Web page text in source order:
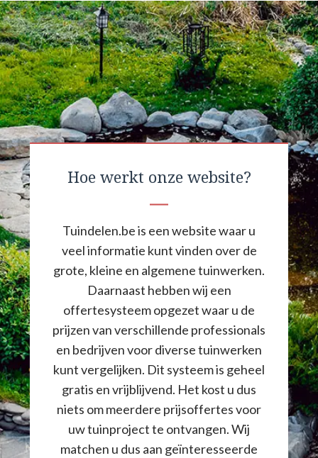
Hoe werkt onze website?
Tuindelen.be is een website waar u
veel informatie kunt vinden over de
grote, kleine en algemene tuinwerken.
Daarnaast hebben wij een
offertesysteem opgezet waar u de
prijzen van verschillende professionals
en bedrijven voor diverse tuinwerken
kunt vergelijken. Dit systeem is geheel
gratis en vrijblijvend. Het kost u dus
niets om meerdere prijsoffertes voor
uw tuinproject te ontvangen. Wij
matchen u dus aan geïnteresseerde